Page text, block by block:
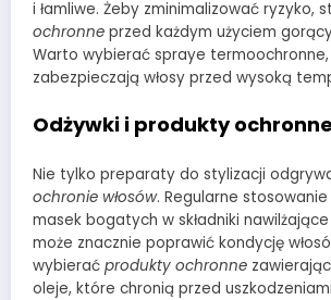
i łamliwe. Żeby zminimalizować ryzyko,
ochronne przed każdym użyciem
Warto wybierać spraye
zabezpieczają włosy przed wysoką
Odżywki i produkty ochronne
Nie tylko preparaty do stylizacji
ochronie włosów. Regularne
masek bogatych w składniki
może znacznie poprawić kondycję
wybierać produkty ochronne
oleje, które chronią przed